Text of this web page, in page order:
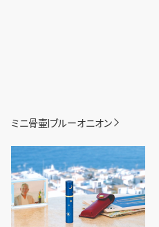
ミニ骨壷|ブルーオニオン